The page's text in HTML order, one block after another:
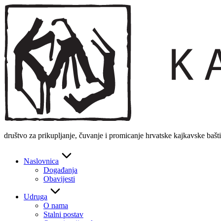
Skip
to
content
društvo za prikupljanje, čuvanje i promicanje hrvatske kajkavske
Naslovnica
Događanja
Obavijesti
Udruga
O nama
Stalni postav